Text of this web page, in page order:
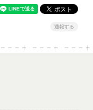
通報する